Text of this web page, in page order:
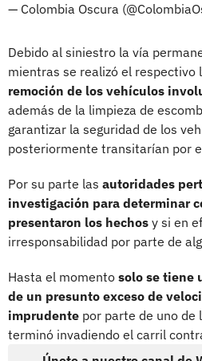
— Colombia Oscura
Debido al siniestro la vía
mientras se realizó el respectivo
remoción de los vehículos
además de la limpieza de
garantizar la seguridad de los
posteriormente transitarían por
Por su parte las autoridades
investigación para determinar
presentaron los hechos y si en
irresponsabilidad por parte de
Hasta el momento solo se tiene
de un presunto exceso de
imprudente por parte de uno de
terminó invadiendo el carril